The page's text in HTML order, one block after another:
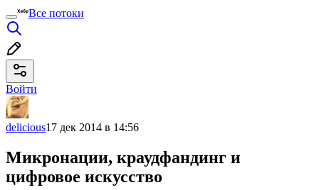
Все потоки
Войти
delicious17 дек 2014 в 14:56
Микронации, краудфандинг и
цифровое искусство